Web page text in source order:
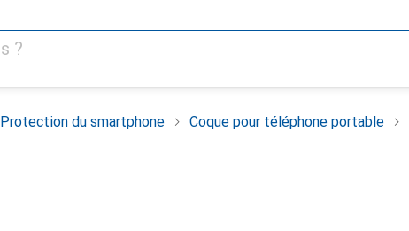
Protection du smartphone Coque pour téléphone portable